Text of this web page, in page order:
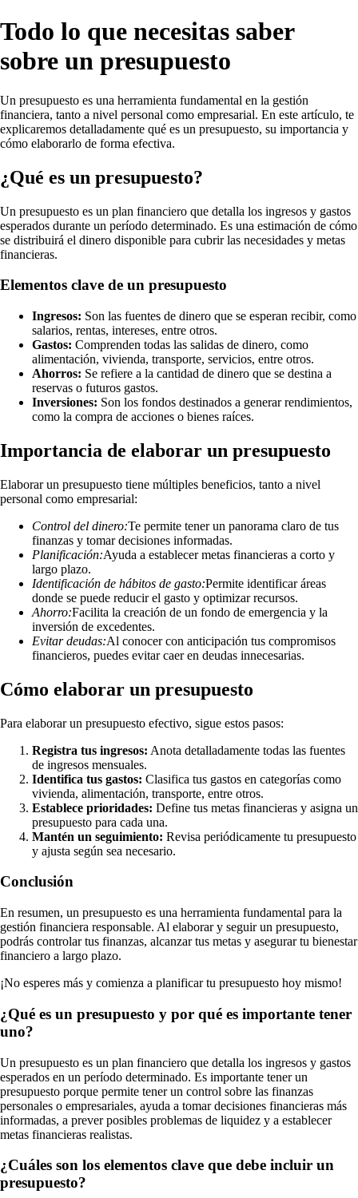
Todo lo que necesitas saber
sobre un presupuesto
Un presupuesto es una herramienta fundamental en la gestión
financiera, tanto a nivel personal como empresarial. En este artículo, te
explicaremos detalladamente qué es un presupuesto, su importancia y
cómo elaborarlo de forma efectiva.
¿Qué es un presupuesto?
Un presupuesto es un plan financiero que detalla los ingresos y gastos
esperados durante un período determinado. Es una estimación de cómo
se distribuirá el dinero disponible para cubrir las necesidades y metas
financieras.
Elementos clave de un presupuesto
Ingresos: Son las fuentes de dinero que se esperan recibir, como
salarios, rentas, intereses, entre otros.
Gastos: Comprenden todas las salidas de dinero, como
alimentación, vivienda, transporte, servicios, entre otros.
Ahorros: Se refiere a la cantidad de dinero que se destina a
reservas o futuros gastos.
Inversiones: Son los fondos destinados a generar rendimientos,
como la compra de acciones o bienes raíces.
Importancia de elaborar un presupuesto
Elaborar un presupuesto tiene múltiples beneficios, tanto a nivel
personal como empresarial:
Control del dinero:Te permite tener un panorama claro de tus
finanzas y tomar decisiones informadas.
Planificación:Ayuda a establecer metas financieras a corto y
largo plazo.
Identificación de hábitos de gasto:Permite identificar áreas
donde se puede reducir el gasto y optimizar recursos.
Ahorro:Facilita la creación de un fondo de emergencia y la
inversión de excedentes.
Evitar deudas:Al conocer con anticipación tus compromisos
financieros, puedes evitar caer en deudas innecesarias.
Cómo elaborar un presupuesto
Para elaborar un presupuesto efectivo, sigue estos pasos:
Registra tus ingresos: Anota detalladamente todas las fuentes
de ingresos mensuales.
Identifica tus gastos: Clasifica tus gastos en categorías como
vivienda, alimentación, transporte, entre otros.
Establece prioridades: Define tus metas financieras y asigna un
presupuesto para cada una.
Mantén un seguimiento: Revisa periódicamente tu presupuesto
y ajusta según sea necesario.
Conclusión
En resumen, un presupuesto es una herramienta fundamental para la
gestión financiera responsable. Al elaborar y seguir un presupuesto,
podrás controlar tus finanzas, alcanzar tus metas y asegurar tu bienestar
financiero a largo plazo.
¡No esperes más y comienza a planificar tu presupuesto hoy mismo!
¿Qué es un presupuesto y por qué es importante tener
uno?
Un presupuesto es un plan financiero que detalla los ingresos y gastos
esperados en un período determinado. Es importante tener un
presupuesto porque permite tener un control sobre las finanzas
personales o empresariales, ayuda a tomar decisiones financieras más
informadas, a prever posibles problemas de liquidez y a establecer
metas financieras realistas.
¿Cuáles son los elementos clave que debe incluir un
presupuesto?